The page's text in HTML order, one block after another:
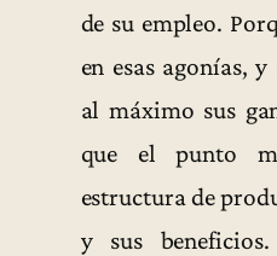
de su empleo.
en esas agonías,
al máximo sus
que el punto
estructura de
y sus